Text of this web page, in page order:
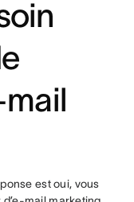
mail
est oui, vous